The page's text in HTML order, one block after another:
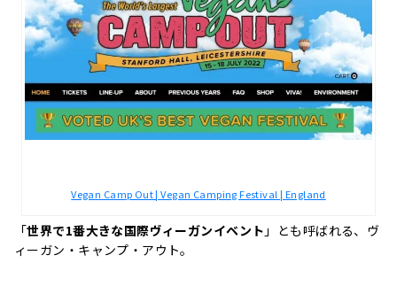
Vegan Camp Out | Vegan Camping Festival | England
「世界で1番大きな国際ヴィーガンイベント 」とも呼ばれる、ヴ
ィーガン・キャンプ・アウト。